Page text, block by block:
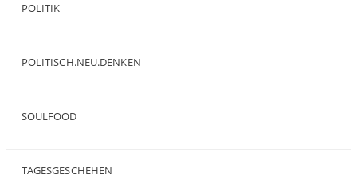
POLITIK
POLITISCH.NEU.DENKEN
SOULFOOD
TAGESGESCHEHEN